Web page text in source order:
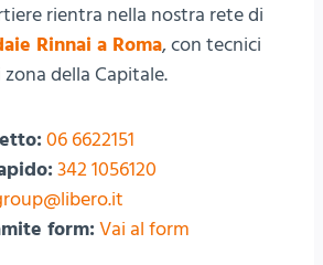
rientra nella nostra rete di
Rinnai a Roma, con tecnici
della Capitale.
06 6622151
342 1056120
form: Vai al form